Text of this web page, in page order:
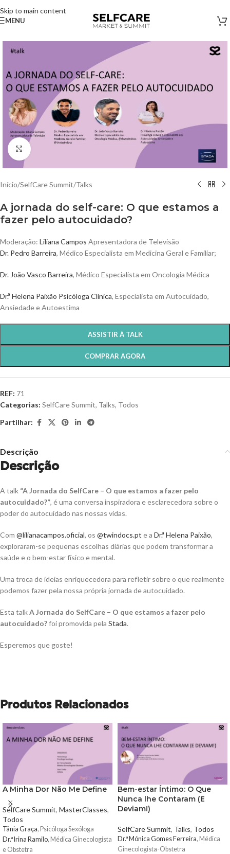
Skip to main content
MENU
Clique para ampliar
Início/SelfCare Summit/Talks
A jornada do self-care: O que estamos a
fazer pelo autocuidado?
Moderação: Liliana Campos Apresentadora de Televisão
Dr. Pedro Barreira, Médico Especialista em Medicina Geral e Familiar;
Dr. João Vasco Barreira, Médico Especialista em Oncologia Médica
Dr.ª Helena Paixão Psicóloga Clínica, Especialista em Autocuidado,
Ansiedade e Autoestima
ASSISTIR À TALK
COMPRAR AGORA
REF: 71
Categorias: SelfCare Summit, Talks, Todos
Partilhar:
Descrição
Descrição
A talk “A Jornada do SelfCare – O que estamos a fazer pelo
autocuidado?”, é uma conversa inspiradora e esclarecedora sobre o
poder do autocuidado nas nossas vidas.
Com @lilianacampos.oficial, os @twindocs.pt e a Dr.ª Helena Paixão,
exploraram-se pequenas escolhas diárias que podem transformar a
saúde e o bem-estar físico e mental.
Uma troca de ideias enriquecedora para refletir sobre o que realmente
podemos fazer pela nossa própria jornada de autocuidado.
Esta talkA Jornada do SelfCare – O que estamos a fazer pelo
autocuidado?foi promovida pela Stada.
Esperemos que goste!
Produtos Relacionados
A Minha Dor Não Me Define
SelfCare Summit, MasterClasses,
Todos
Tânia Graça, Psicóloga Sexóloga
Dr.ª Irina Ramilo, Médica Ginecologista
e Obstetra
Bem-estar Íntimo: O Que
Nunca lhe Contaram (E
Deviam!)
SelfCare Summit, Talks, Todos
Dr.ª Mónica Gomes Ferreira, Médica
Ginecologista-Obstetra